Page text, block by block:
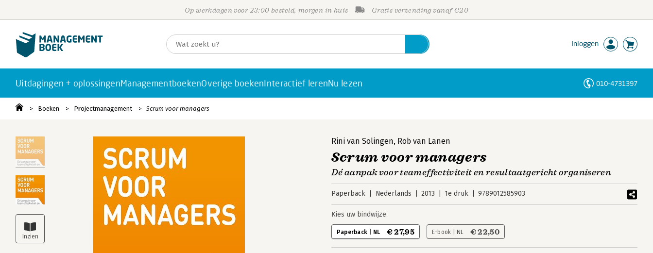
Op werkdagen voor 23:00 besteld, morgen in huis Gratis verzending vanaf €20
Inloggen
Uitdagingen + oplossingenManagementboekenOverige boekenInteractief lerenNu lezen 010-4731397
Boeken Projectmanagement Scrum voor managers
Rini van Solingen, Rob van Lanen
Scrum voor managers
Dé aanpak voor teameffectiviteit en resultaatgericht organiseren
Paperback Nederlands 2013 1e druk 9789012585903
Kies uw bindwijze
Paperback | NL € 27,95 E-book | NL € 22,50
Personen